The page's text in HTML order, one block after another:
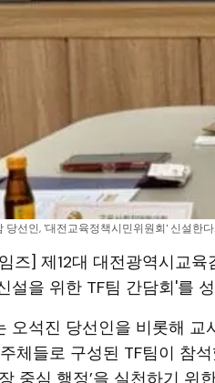
당선인, '대전교육정책시민위원회' 신설한
즈] 제12대 대전광역시교
설을 위한 TF팀 간담회'를
오석진 당선인을 비롯해 교
체들로 구성된 TF팀이 참
장 중심 행정’을 실천하기